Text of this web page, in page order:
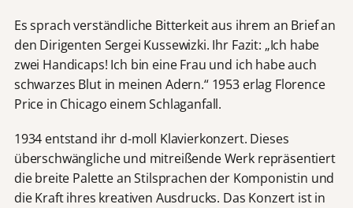
Es sprach verständliche Bitterkeit aus ihrem an Brief an
den Dirigenten Sergei Kussewizki. Ihr Fazit: „Ich habe
zwei Handicaps! Ich bin eine Frau und ich habe auch
schwarzes Blut in meinen Adern.“ 1953 erlag Florence
Price in Chicago einem Schlaganfall.
1934 entstand ihr d-moll Klavierkonzert. Dieses
überschwängliche und mitreißende Werk repräsentiert
die breite Palette an Stilsprachen der Komponistin und
die Kraft ihres kreativen Ausdrucks. Das Konzert ist in